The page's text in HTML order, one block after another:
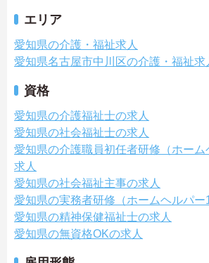
エリア
愛知県の介護・福祉求人
愛知県名古屋市中川区の介護・福祉求
資格
愛知県の介護福祉士の求人
愛知県の社会福祉士の求人
愛知県の介護職員初任者研修（ホー
求人
愛知県の社会福祉主事の求人
愛知県の実務者研修（ホームヘルパー
愛知県の精神保健福祉士の求人
愛知県の無資格OKの求人